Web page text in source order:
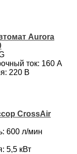
Aurora
ток: 160 А
220 В
CrossAir
600 л/мин
5,5 кВт